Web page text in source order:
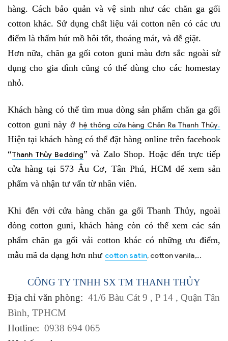
hàng. Cách bảo quản và vệ sinh như các chăn ga gối
cotton khác. Sử dụng chất liệu vải cotton nên có các ưu
điểm là thấm hút mồ hôi tốt, thoáng mát, và dễ giặt.
Hơn nữa, chăn ga gối coton guni màu đơn sắc ngoài sử
dụng cho gia đình cũng có thể dùng cho các homestay
nhỏ.
Khách hàng có thể tìm mua dòng sản phẩm chăn ga gối
cotton guni này ở hệ thống cửa hàng Chăn Ra Thanh Thủy.
Hiện tại khách hàng có thể đặt hàng online trên facebook
“Thanh Thủy Bedding” và Zalo Shop. Hoặc đến trực tiếp
cửa hàng tại 573 Âu Cơ, Tân Phú, HCM để xem sản
phẩm và nhận tư vấn từ nhân viên.
Khi đến với cửa hàng chăn ga gối Thanh Thủy, ngoài
dòng cotton guni, khách hàng còn có thể xem các sản
phẩm chăn ga gối vải cotton khác có những ưu điểm,
mẫu mã đa dạng hơn như cotton satin, cotton vanila,…
CÔNG TY TNHH SX TM THANH THỦY
Địa chỉ văn phòng: 41/6 Bàu Cát 9 , P 14 , Quận Tân
Bình, TPHCM
Hotline: 0938 694 065